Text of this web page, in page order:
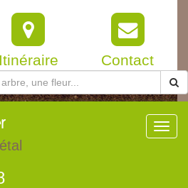
Itinéraire Contact